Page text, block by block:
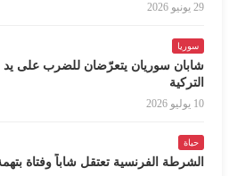
29 يونيو 2026
سوريا
شابان سوريان يتعرّضان للضرب على يد
التركية
10 يوليو 2026
حياة
الشرطة الفرنسية تعتقل شاباً وفتاة